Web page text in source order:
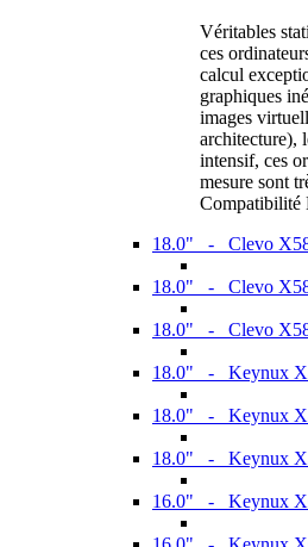
Véritables
ces
calcul
graphiques
images
architecture),
intensif, ces
mesure sont
Compatibilité
18.0" - Clevo
18.0" - Clevo
18.0" - Clevo
18.0" - Keynux
18.0" - Keynux
18.0" - Keynux
16.0" - Keynux